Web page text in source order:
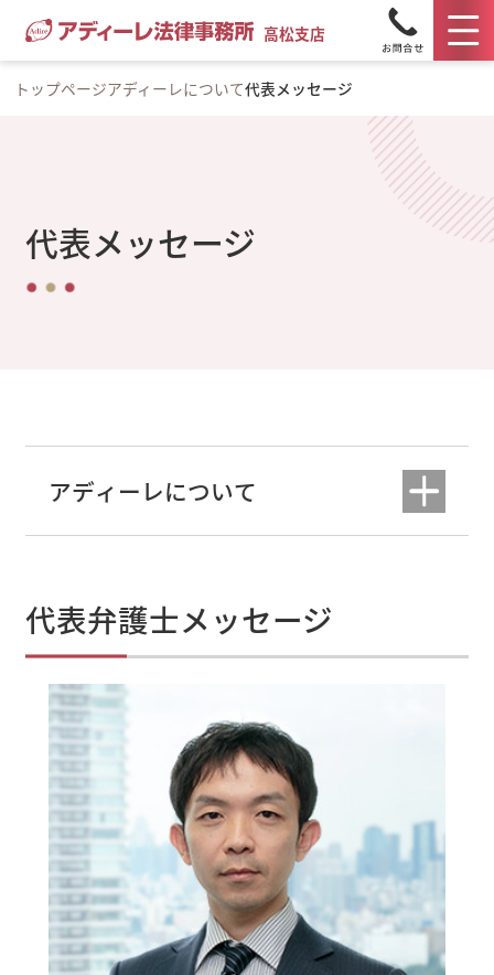
高松支店
トップページアディーレについて代表メッセージ
代表メッセージ
アディーレについて
代表弁護士メッセージ